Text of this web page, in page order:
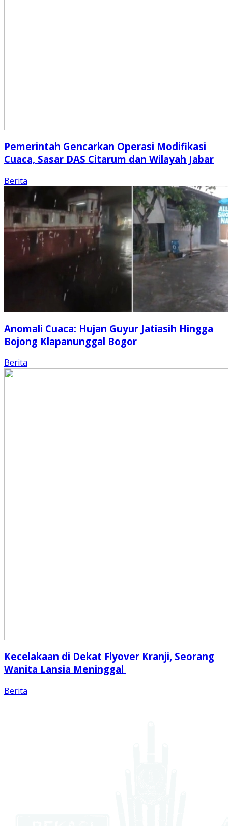
Pemerintah Gencarkan Operasi Modifikasi
Cuaca, Sasar DAS Citarum dan Wilayah Jabar
Berita
Anomali Cuaca: Hujan Guyur Jatiasih Hingga
Bojong Klapanunggal Bogor
Berita
Kecelakaan di Dekat Flyover Kranji, Seorang
Wanita Lansia Meninggal
Berita